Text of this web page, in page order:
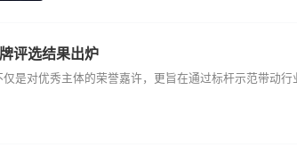
评选结果出炉
是对优秀主体的荣誉嘉许，更旨在通过标杆示范带动